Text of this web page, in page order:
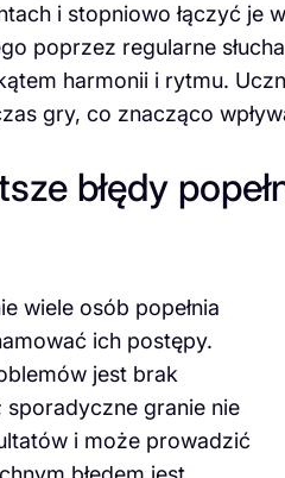
i stopniowo łączyć je
poprzez regularne
harmonii i rytmu.
gry, co znacząco
błędy
wiele osób popełnia
ich postępy.
jest brak
granie nie
i może prowadzić